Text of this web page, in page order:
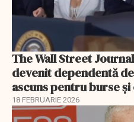
The Wall Street
devenit dependentă
ascuns pentru burse
18 FEBRUARIE 2026
EXCLUSIV